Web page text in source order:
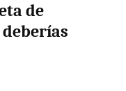
de
deberías